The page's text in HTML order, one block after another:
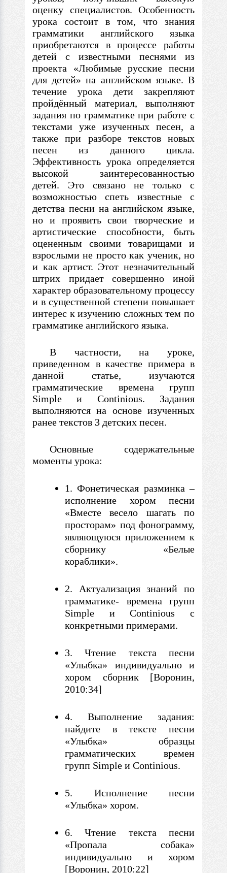
оценку специалистов. Особенность
урока состоит в том, что знания
грамматики английского языка
приобретаются в
процессе работы
детей с известными песнями из
проекта «Любимые русские песни
для детей» на английском языке. В
течение урока дети закрепляют
пройдённый материал, выполняют
задания по грамматике при работе с
текстами уже изученных песен, а
также при разборе текстов новых
песен из данного цикла.
Эффективность урока определяется
высокой заинтересованностью
детей. Это связано не только с
возможностью спеть известныес
детства песни на английском языке,
но и проявить свои творческие и
артистические способности, быть
оцененным своими товарищами и
взрослыми не просто как ученик, но
и как артист. Этот незначительный
штрих придает совершенно иной
характер образовательному процессу
и в существенной степени повышает
интерес к изучению сложных тем по
грамматике английского языка.
В частности, на уроке,
приведенном в качестве примера в
данной статье, изучаются
грамматические времена групп
Simple и Continious. Задания
выполняются на основе изученных
ранее текстов 3 детских песен.
Основные содержательные
моменты урока:
1. Фонетическая разминка –
исполнение хором песни
«Вместе весело шагать по
просторам» под фонограмму,
являющуюся приложением к
сборнику «Белые
кораблики».
2. Актуализация знаний по
грамматике- времена групп
Simple и Continious с
конкретными примерами.
3. Чтение текста песни
«Улыбка» индивидуально и
хором сборник [Воронин,
2010:34]
4. Выполнение задания:
найдите втексте песни
«Улыбка» образцы
грамматических времен
групп Simple и Continious.
5. Исполнение песни
«Улыбка» хором.
6. Чтение текста песни
«Пропала собака»
индивидуально и хором
[Воронин, 2010:22]